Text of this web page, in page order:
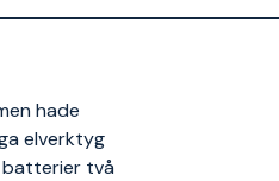
hade
elverktyg
batterier två